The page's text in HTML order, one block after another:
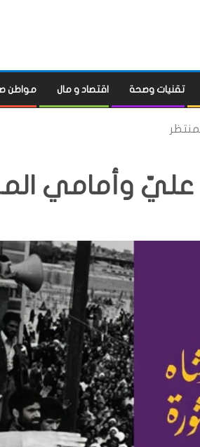
تقنيات وصحة اقتصاد و مال مواطن
عليّ وأمامي